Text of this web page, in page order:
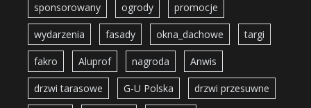
sponsorowany ogrody promocje
wydarzenia fasady okna_dachowe targi
fakro Aluprof nagroda Anwis
drzwi tarasowe G-U Polska drzwi przesuwne